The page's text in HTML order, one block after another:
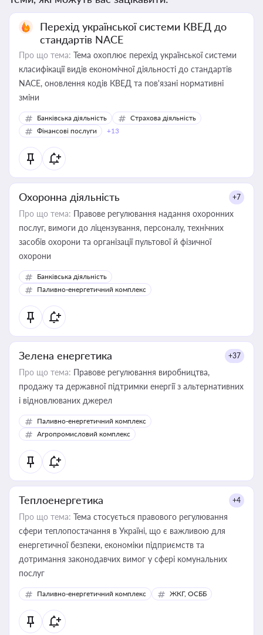
Перехід української системи КВЕД до
стандартів NACE
Про що тема: Тема охоплює перехід української системи
класифікації видів економічної діяльності до стандартів
NACE, оновлення кодів КВЕД та пов'язані нормативні
зміни
Банківська діяльність
Страхова діяльність
Фінансові послуги
+13
Охоронна діяльність +7
Про що тема: Правове регулювання надання охоронних
послуг, вимоги до ліцензування, персоналу, технічних
засобів охорони та організації пультової й фізичної
охорони
Банківська діяльність
Паливно-енергетичний комплекс
Зелена енергетика +37
Про що тема: Правове регулювання виробництва,
продажу та державної підтримки енергії з альтернативних
і відновлюваних джерел
Паливно-енергетичний комплекс
Агропромисловий комплекс
Теплоенергетика +4
Про що тема: Тема стосується правового регулювання
сфери теплопостачання в Україні, що є важливою для
енергетичної безпеки, економіки підприємств та
дотримання законодавчих вимог у сфері комунальних
послуг
Паливно-енергетичний комплекс ЖКГ, ОСББ